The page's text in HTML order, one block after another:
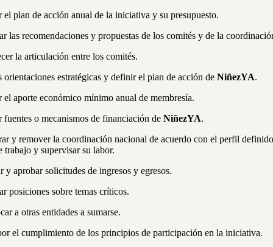
plan de acción anual de la iniciativa y su presupuesto.
las recomendaciones y propuestas de los comités y de la
la articulación entre los comités.
orientaciones estratégicas y definir el plan de acción de NiñezYA.
aporte económico mínimo anual de membresía.
o mecanismos de financiación de NiñezYA.
y remover la coordinación nacional de acuerdo con el perfil
trabajo y supervisar su labor.
y aprobar solicitudes de ingresos y egresos.
posiciones sobre temas críticos.
a otras entidades a sumarse.
el cumplimiento de los principios de participación en la iniciativa.